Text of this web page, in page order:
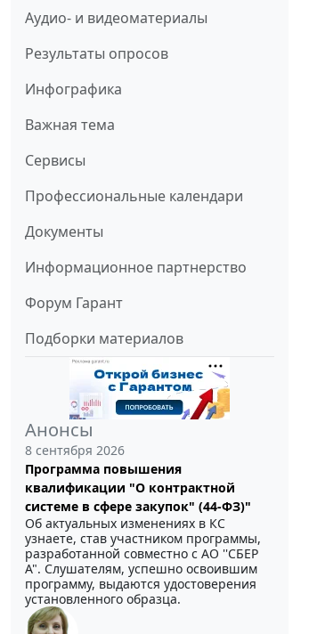
Аудио- и видеоматериалы
Результаты опросов
Инфографика
Важная тема
Сервисы
Профессиональные календари
Документы
Информационное партнерство
Форум Гарант
Подборки материалов
Анонсы
8 сентября 2026
Программа повышения
квалификации "О контрактной
системе в сфере закупок" (44-ФЗ)"
Об актуальных изменениях в КС
узнаете, став участником программы,
разработанной совместно с АО ''СБЕР
А". Слушателям, успешно освоившим
программу, выдаются удостоверения
установленного образца.